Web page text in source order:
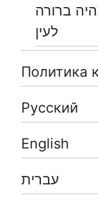
ברורה
לעין
Политика
Русский
English
עברית